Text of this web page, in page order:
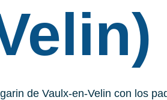
de Vaulx-en-Velin con los